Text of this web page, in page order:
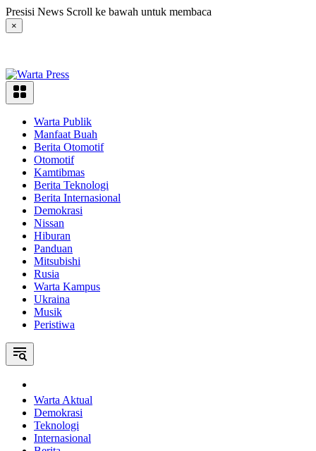
Langsung
ke
konten
Presisi News Scroll ke bawah untuk membaca
×
Warta Publik
Manfaat Buah
Berita Otomotif
Otomotif
Kamtibmas
Berita Teknologi
Berita Internasional
Demokrasi
Nissan
Hiburan
Panduan
Mitsubishi
Rusia
Warta Kampus
Ukraina
Musik
Peristiwa
Warta Aktual
Demokrasi
Teknologi
Internasional